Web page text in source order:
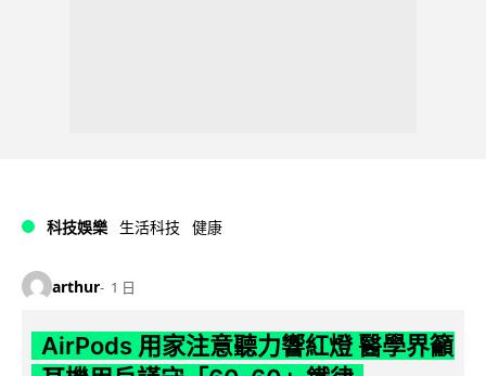
科技娛樂 生活科技 健康
arthur 1 日
AirPods 用家注意聽力響紅燈 醫學界籲